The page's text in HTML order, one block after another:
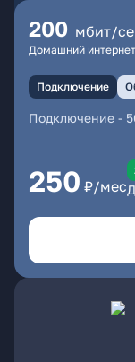
200 мбит/
Домашний интернет
Подключение
Подключение -
250 ₽/мес